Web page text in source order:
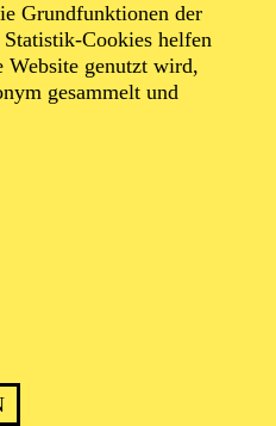
Grundfunktionen der
Cookies helfen
Website genutzt wird,
gesammelt und
einem Studium der
der Yale School of Drama
Opernregisseurin mit